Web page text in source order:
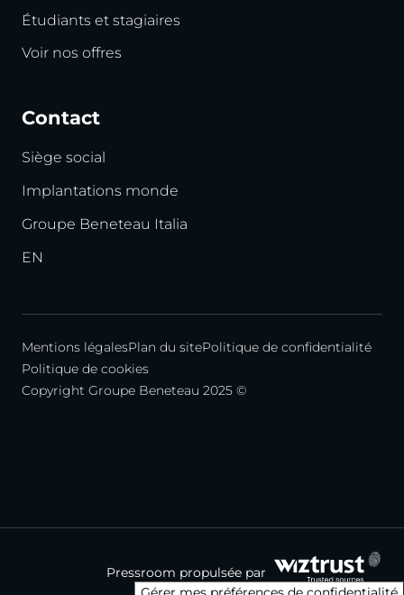
Étudiants et stagiaires
Voir nos offres
Contact
Siège social
Implantations monde
Groupe Beneteau Italia
EN
Mentions légalesPlan du sitePolitique de confidentialité
Politique de cookies
Copyright Groupe Beneteau 2025 ©
Pressroom propulsée par